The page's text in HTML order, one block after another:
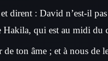
dirent : David n’est-il
qui est au midi du
ton âme ; et à nous de